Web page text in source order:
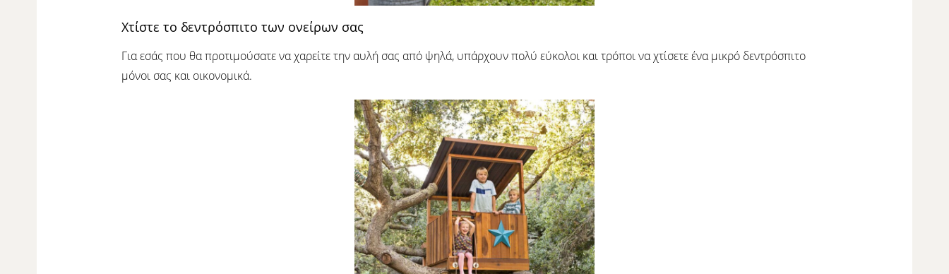
Χτίστε το δεντρόσπιτο των ονείρων σας
Για εσάς που θα προτιμούσατε να χαρείτε την αυλή σας από ψηλά, υπάρχουν πολύ εύκολοι και τρόποι να χτίσετε ένα μικρό δεντρόσπιτο
μόνοι σας και οικονομικά.